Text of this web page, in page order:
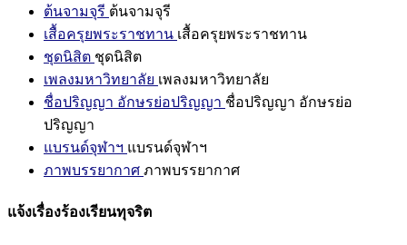
ต้นจามจุรี ต้นจามจุรี
เสื้อครุยพระราชทาน เสื้อครุยพระราชทาน
ชุดนิสิต ชุดนิสิต
เพลงมหาวิทยาลัย เพลงมหาวิทยาลัย
ชื่อปริญญา อักษรย่อปริญญา ชื่อปริญญา อักษรย่อ
ปริญญา
แบรนด์จุฬาฯ แบรนด์จุฬาฯ
ภาพบรรยากาศ ภาพบรรยากาศ
แจ้งเรื่องร้องเรียนทุจริต